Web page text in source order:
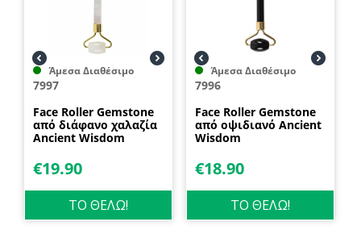
Άμεσα Διαθέσιμο
7997
Face Roller Gemstone
από διάφανο χαλαζία
Ancient Wisdom
€19.90
ΤΟ ΘΕΛΩ!
Άμεσα Διαθέσιμο
7996
Face Roller Gemstone
από οψιδιανό Ancient
Wisdom
€18.90
ΤΟ ΘΕΛΩ!